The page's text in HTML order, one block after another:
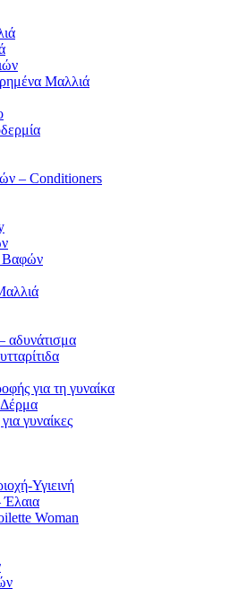
Μαλλιά
– Conditioners
Βαφών
αδυνάτισμα
για τη γυναίκα
γυναίκες
Υγιεινή
Έλαια
Woman